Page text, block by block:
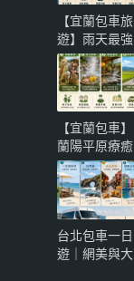
【宜蘭包車旅
遊】雨天最強
備案！噶瑪蘭
威士忌酒廠、
蘭陽博物館與
城堡咖啡微醺
知性一日遊
【宜蘭包車】
蘭陽平原療癒
系一日遊！萌
寵農場、清水
地熱與礁溪溫
泉，頂級保母
車尊榮推薦
台北包車一日
遊｜網美與大